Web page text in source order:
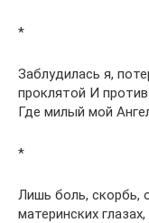
*
Заблудилась я,
проклятой И
Где милый мой
*
Лишь боль, скорбь,
материнских